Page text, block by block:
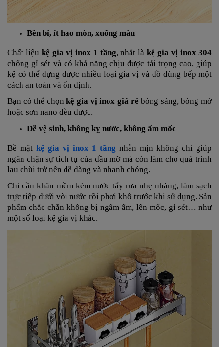
Bền bỉ, ít hao mòn, xuống màu
Chất liệu kệ gia vị inox 1 tầng, nhất làkệ gia vị inox 304
chống gỉ sét và có khả năng chịu được tải trọng cao, giúp
kệ có thể đựng được nhiều loại gia vị và đồ dùng bếp một
cách an toàn và ổn định.
Bạn có thể chọnkệ gia vị inox giá rẻbóng sáng, bóng mờ
hoặc sơn nano đều được.
Dễ vệ sinh, không kỵ nước, không ẩm mốc
Bề mặt kệ gia vị inox 1 tầng nhẵn mịn không chỉ giúp
ngăn chặn sự tích tụ của dầu mỡ mà còn làm cho quá trình
lau chùi trở nên dễ dàng và nhanh chóng.
Chỉ cần khăn mềm kèm nước tẩy rửa nhẹ nhàng, làm sạch
trực tiếp dưới vòi nước rồi phơi khô trước khi sử dụng. Sản
phẩm chắc chắn không bị ngấm ẩm, lên mốc, gỉ sét… như
một số loại kệ gia vị khác.